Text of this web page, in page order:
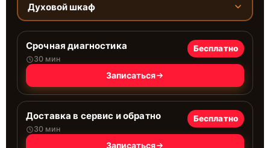
Духовой шкаф
Срочная диагностика
30 мин
Бесплатно
Записаться
Доставка в сервис и обратно
30 мин
Бесплатно
Записаться